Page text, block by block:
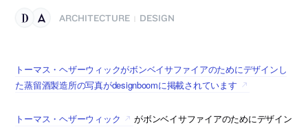
ARCHITECTURE DESIGN
トーマス・ヘザーウィックがボンベイサファイアのためにデザインし
た蒸留酒製造所の写真がdesignboomに掲載されています
トーマス・ヘザーウィック
がボンベイサファイアのためにデザイン